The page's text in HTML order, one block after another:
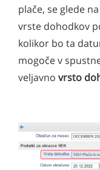
plače, se glede na
vrste dohodkov
kolikor bo ta
mogoče v
veljavno vrsto